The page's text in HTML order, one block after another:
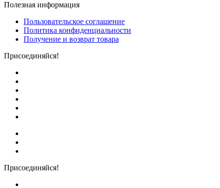
Полезная информация
Пользовательское соглашение
Политика конфиденциальности
Получение и возврат товара
Присоединяйся!
Присоединяйся!